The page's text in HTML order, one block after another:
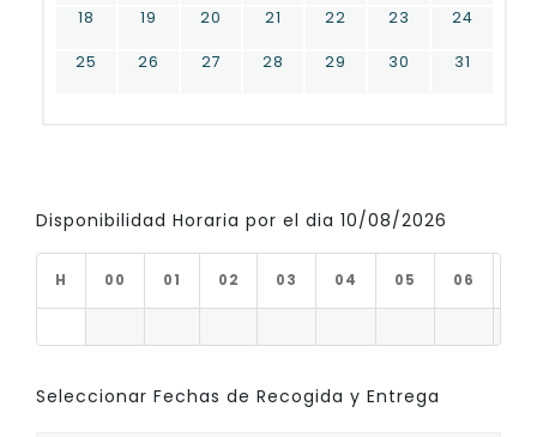
18 19 20 21 22 23 24
25 26 27 28 29 30 31
Disponibilidad Horaria por el dia 10/08/2026
H 00 01 02 03 04 05 06
Seleccionar Fechas de Recogida y Entrega